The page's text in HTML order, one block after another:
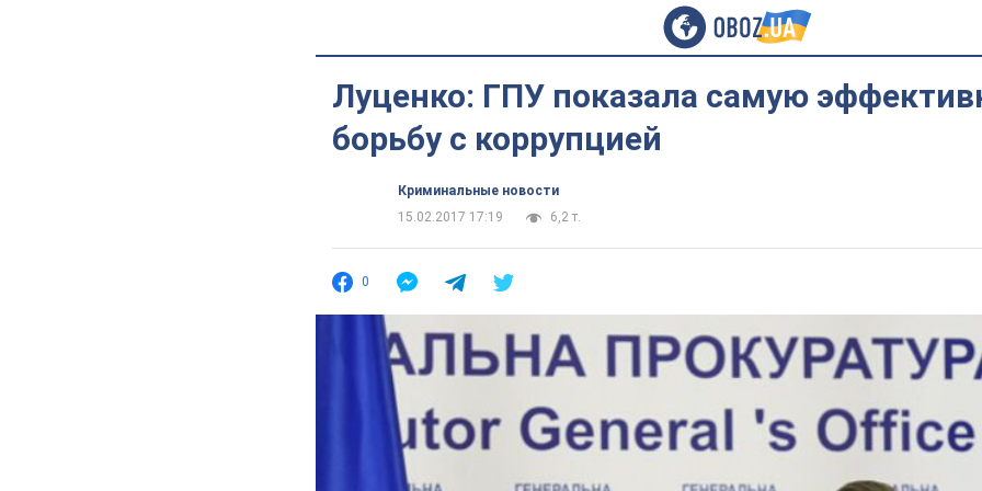
Луценко: ГПУ показала самую
борьбу с коррупцией
Криминальные новости
15.02.2017 17:19
6,2 т.
0